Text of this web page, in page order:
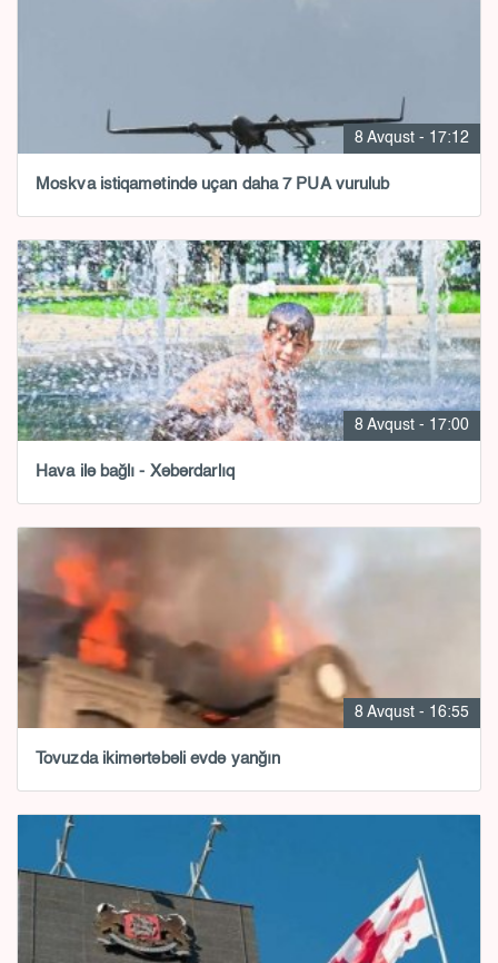
8 Avqust - 17:12
Moskva istiqamətində uçan daha 7 PUA vurulub
8 Avqust - 17:00
Hava ilə bağlı - Xəbərdarlıq
8 Avqust - 16:55
Tovuzda ikimərtəbəli evdə yanğın